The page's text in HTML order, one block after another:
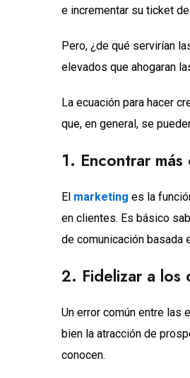
e incrementar su ticket
Pero, ¿de qué servirían
elevados que ahogaran
La ecuación para hacer
que, en general, se
1. Encontrar más
El marketing es la
en clientes. Es básico
de comunicación basada
2. Fidelizar a los
Un error común entre las
bien la atracción de
conocen.